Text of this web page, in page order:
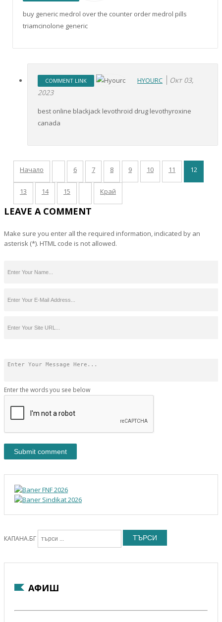
buy generic medrol over the counter order medrol pills
triamcinolone generic
COMMENT LINK HYOURC
Окт 03,
2023
best online blackjack levothroid drug levothyroxine
canada
Начало 6 7 8 9 10 11 12
13 14 15 Край
LEAVE A COMMENT
Make sure you enter all the required information, indicated by an
asterisk (*). HTML code is not allowed.
Enter the words you see below
КАПАНА.БГ ТЪРСИ
АФИШ